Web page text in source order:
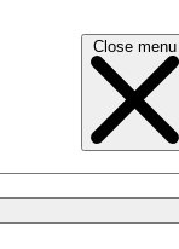
Close menu